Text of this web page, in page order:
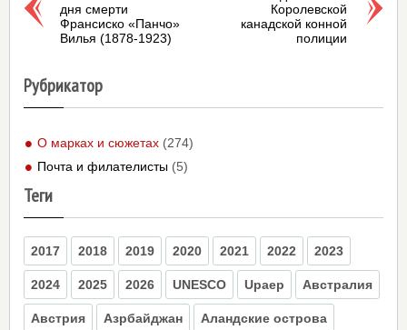
дня смерти
Франсиско «Панчо»
Вилья (1878-1923)
Королевской
канадской конной
полиции
Рубрикатор
О марках и сюжетах (274)
Почта и филателисты (5)
Теги
2017 2018 2019 2020 2021 2022 2023
2024 2025 2026 UNESCO Upaep Австралия
Австрия Азрбайджан Аландские острова